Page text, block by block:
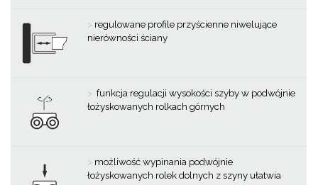
> regulowane profile przyścienne niwelujące
nierówności ściany
> funkcja regulacji wysokości szyby w podwójnie
łożyskowanych rolkach górnych
> możliwość wypinania podwójnie
łożyskowanych rolek dolnych z szyny ułatwia